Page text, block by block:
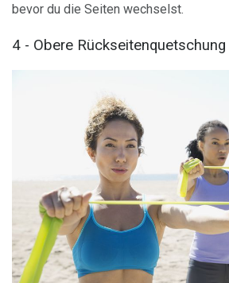
bevor du die Seiten wechselst.
4 - Obere Rückseitenquetschung